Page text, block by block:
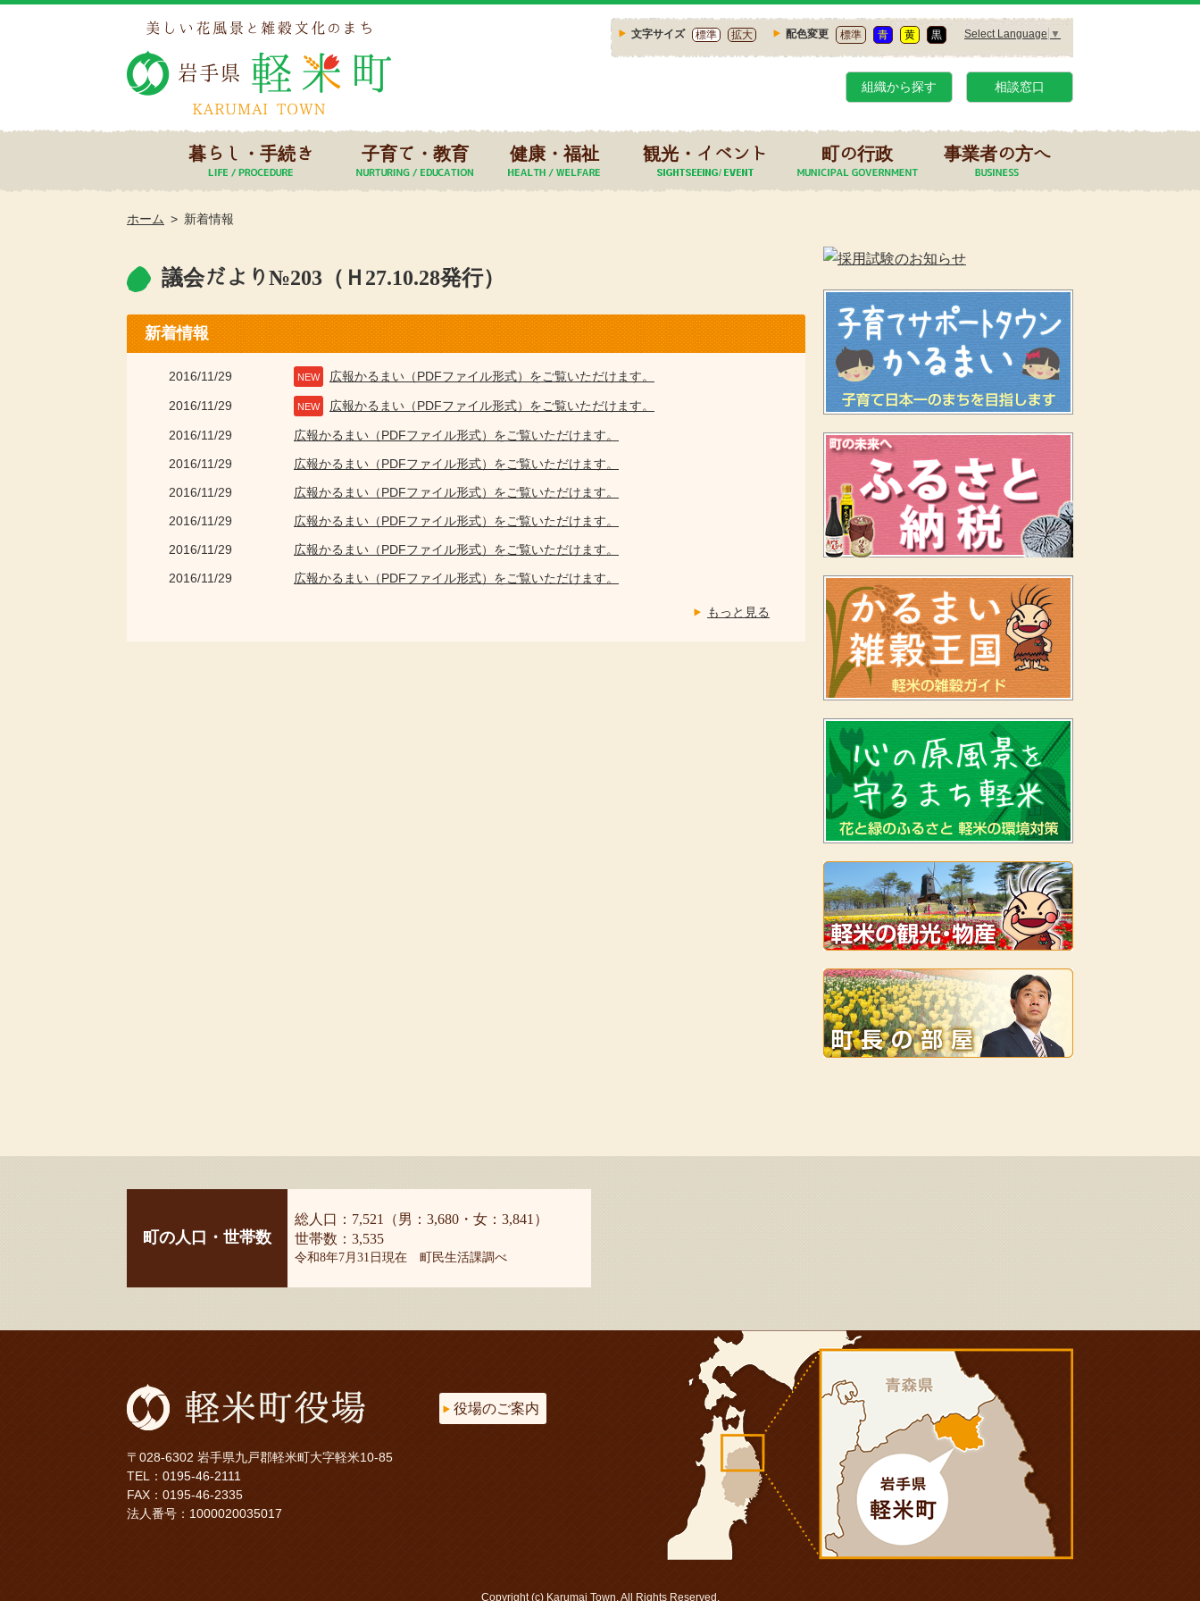
文字サイズ 標準 拡大 配色変更 標準 青 黄 黒 Select Language ▼
組織から探す 相談窓口
暮らし・手続き 子育て・教育 健康・福祉 観光・イベント 町の行政 事業者の方へ
ホーム 新着情報
議会だより№203（Ｈ27.10.28発行）
新着情報
2016/11/29 NEW 広報かるまい（PDFファイル形式）をご覧いただけます。
2016/11/29 NEW 広報かるまい（PDFファイル形式）をご覧いただけます。
2016/11/29
広報かるまい（PDFファイル形式）をご覧いただけます。
2016/11/29
広報かるまい（PDFファイル形式）をご覧いただけます。
2016/11/29
広報かるまい（PDFファイル形式）をご覧いただけます。
2016/11/29
広報かるまい（PDFファイル形式）をご覧いただけます。
2016/11/29
広報かるまい（PDFファイル形式）をご覧いただけます。
2016/11/29
広報かるまい（PDFファイル形式）をご覧いただけます。
もっと見る
町の人口・世帯数
総人口：7,521（男：3,680・女：3,841）
世帯数：3,535
令和8年7月31日現在 町民生活課調べ
〒028-6302 岩手県九戸郡軽米町大字軽米10-85
TEL： 0195-46-2111
FAX：0195-46-2335
法人番号：1000020035017
役場のご案内
Copyright (c) Karumai Town. All Rights Reserved.